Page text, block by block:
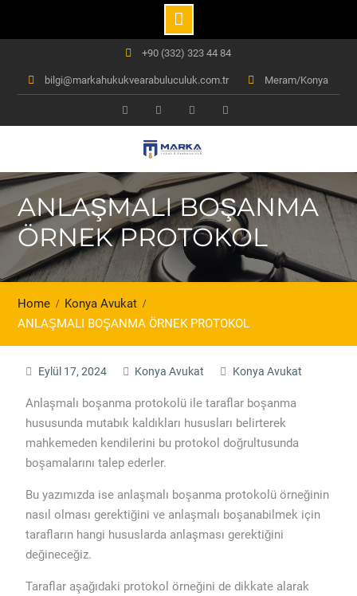
content
+90 (332) 323 44 84
bilgi@markahukukvearabuluculuk.com.tr Meram/Konya
FacebookInstagramYoutube Linkedln
ANLAŞMALI BOŞANMA
ÖRNEK PROTOKOL
Home
Konya Avukat
ANLAŞMALI BOŞANMA ÖRNEK PROTOKOL
Eylül 17, 2024 Konya Avukat Konya Avukat
Anlaşmalı boşanma protokolü ile taraflar boşanma
hususunda mutabık kaldıkları hususları belirterek
mahkemeden kendilerini bu protokol doğrultusunda
boşamalarını talep ederler.
Bu yazımızda ise anlaşmalı boşanma protokolü örneğinin
nasıl olması gerektiğini ve anlaşmalı boşanabilmek için
tarafların hangi hususlarda anlaşması gerektiğini
değineceğiz.
Taraflar aşağıdaki protokol örneğini de dikkate alarak